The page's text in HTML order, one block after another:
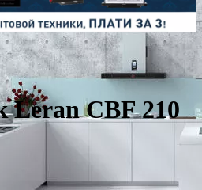
Leran CBF 210